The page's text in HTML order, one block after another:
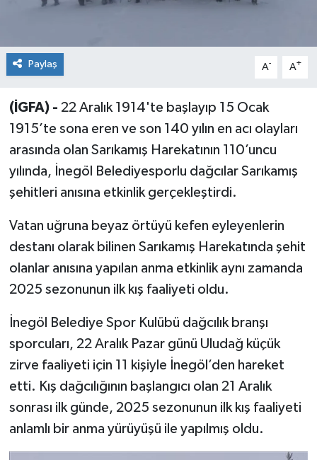
Paylaş A- A+
(İGFA) - 22 Aralık 1914'te başlayıp 15 Ocak
1915’te sona eren ve son 140 yılın en acı olayları
arasında olan Sarıkamış Harekatının 110’uncu
yılında, İnegöl Belediyesporlu dağcılar Sarıkamış
şehitleri anısına etkinlik gerçekleştirdi.
Vatan uğruna beyaz örtüyü kefen eyleyenlerin
destanı olarak bilinen Sarıkamış Harekatında şehit
olanlar anısına yapılan anma etkinlik aynı zamanda
2025 sezonunun ilk kış faaliyeti oldu.
İnegöl Belediye Spor Kulübü dağcılık branşı
sporcuları, 22 Aralık Pazar günü Uludağ küçük
zirve faaliyeti için 11 kişiyle İnegöl’den hareket
etti. Kış dağcılığının başlangıcı olan 21 Aralık
sonrası ilk günde, 2025 sezonunun ilk kış faaliyeti
anlamlı bir anma yürüyüşü ile yapılmış oldu.